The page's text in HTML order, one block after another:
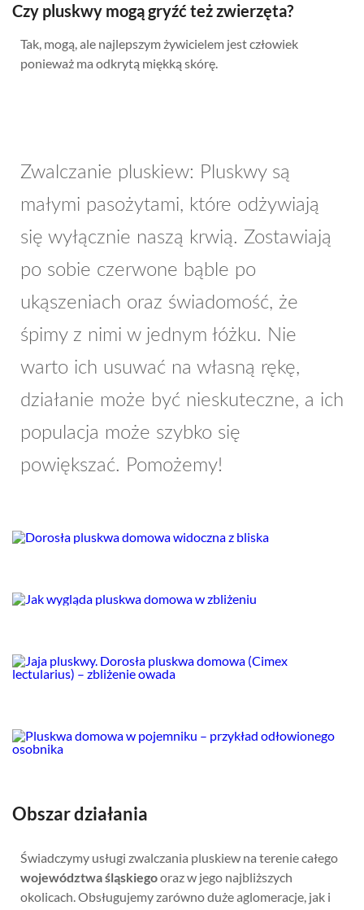
Czy pluskwy mogą gryźć też zwierzęta?
Tak, mogą, ale najlepszym żywicielem jest człowiek
ponieważ ma odkrytą miękką skórę.
Zwalczanie pluskiew: Pluskwy są
małymi pasożytami, które odżywiają
się wyłącznie naszą krwią. Zostawiają
po sobie czerwone bąble po
ukąszeniach oraz świadomość, że
śpimy z nimi w jednym łóżku. Nie
warto ich usuwać na własną rękę,
działanie może być nieskuteczne, a ich
populacja może szybko się
powiększać. Pomożemy!
Obszar działania
Świadczymy usługi zwalczania pluskiew na terenie całego
województwa śląskiegooraz w jego najbliższych
okolicach. Obsługujemy zarówno duże aglomeracje, jak i